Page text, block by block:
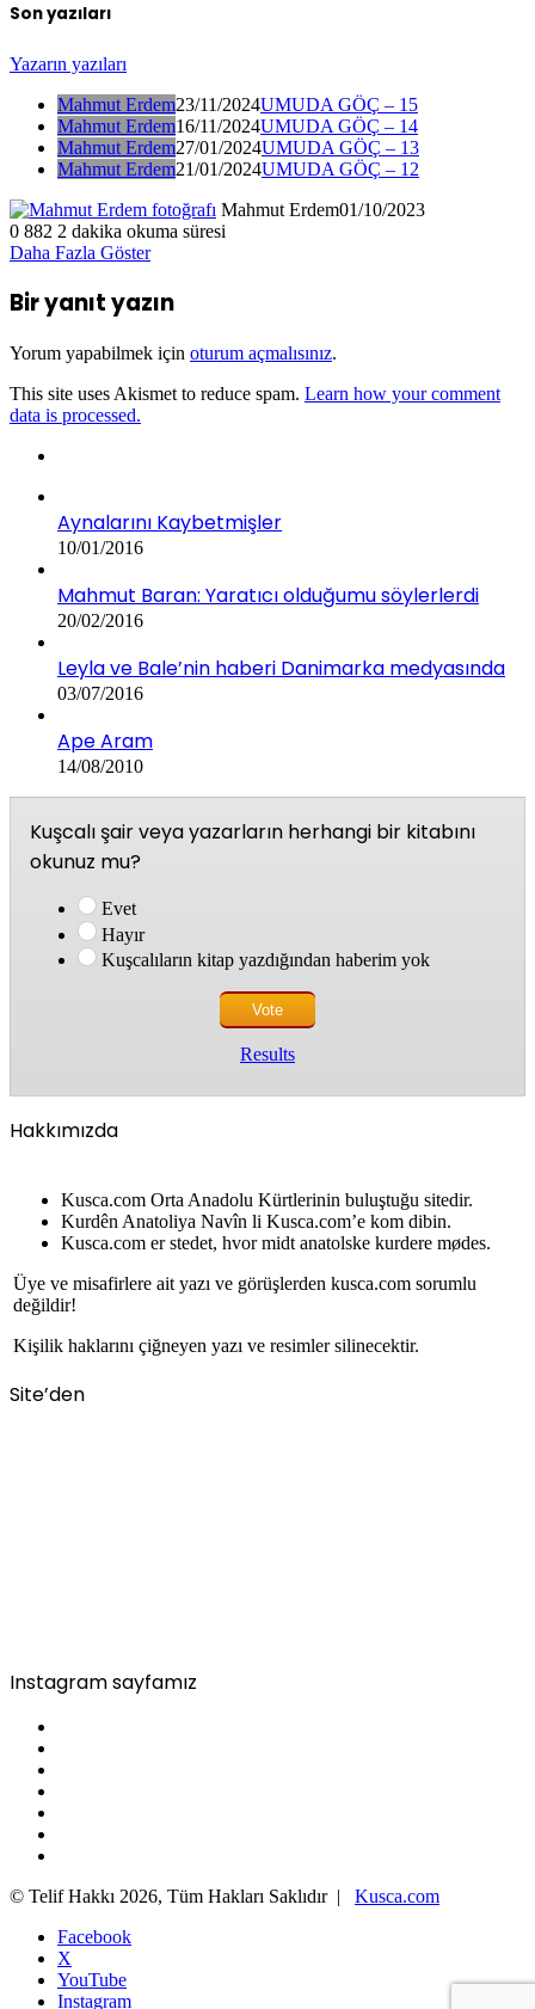
Son yazıları
Yazarın yazıları
Mahmut Erdem23/11/2024UMUDA GÖÇ – 15
Mahmut Erdem16/11/2024UMUDA GÖÇ – 14
Mahmut Erdem27/01/2024UMUDA GÖÇ – 13
Mahmut Erdem21/01/2024UMUDA GÖÇ – 12
Mahmut Erdem01/10/2023
0 882 2 dakika okuma süresi
Daha Fazla Göster
Bir yanıt yazın
Yorum yapabilmek için oturum açmalısınız.
This site uses Akismet to reduce spam. Learn how your comment
data is processed.
Aynalarını Kaybetmişler
10/01/2016
Mahmut Baran: Yaratıcı olduğumu söylerlerdi
20/02/2016
Leyla ve Bale’nin haberi Danimarka medyasında
03/07/2016
Ape Aram
14/08/2010
Kuşcalı şair veya yazarların herhangi bir kitabını
okunuz mu?
Evet
Hayır
Kuşcalıların kitap yazdığından haberim yok
Results
Hakkımızda
Kusca.com Orta Anadolu Kürtlerinin buluştuğu sitedir.
Kurdên Anatoliya Navîn li Kusca.com’e kom dibin.
Kusca.com er stedet, hvor midt anatolske kurdere mødes.
Üye ve misafirlere ait yazı ve görüşlerden kusca.com sorumlu
değildir!
Kişilik haklarını çiğneyen yazı ve resimler silinecektir.
Site’den
Instagram sayfamız
© Telif Hakkı 2026, Tüm Hakları Saklıdır | Kusca.com
Facebook
X
YouTube
Instagram